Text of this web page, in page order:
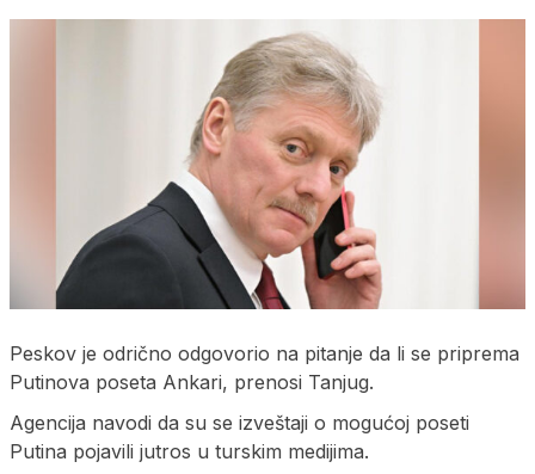
Peskov je odrično odgovorio na pitanje da li se priprema
Putinova poseta Ankari, prenosi Tanjug.
Agencija navodi da su se izveštaji o mogućoj poseti
Putina pojavili jutros u turskim medijima.